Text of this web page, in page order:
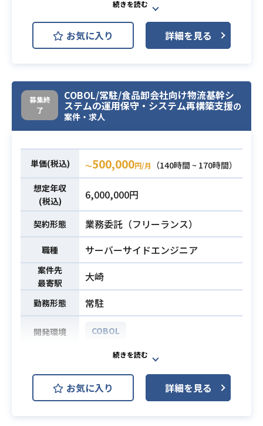
業務内容
【作業概要】
店舗系基幹パッケージ導入に伴う、
パッケージと既存システムとのIF開
発、及び導入
PG：Java or PL/SQL or オープンCO
BOLを使用した開発製造～テスト
参考：既存システムの移行、データ
グ
なります。PL/SQLはスクラッチ開発
はありません
必須スキル
≪PG≫
Java, PL/SQL, オープンCOBOL 合
わせて5年の実務経験
※COBOL経験のみは不可。
上記内容での開発経験年数がポイン
ト
お気に入り 詳細を見る
募集終
了
COBOL/常駐/食品卸会社向け物流基幹シ
ステムの運用保守・システム再構築支援の
案件・求人
単価(税込) 〜500,000円/月
（140時間 ~ 170時間）
想定年収
(税込)
6,000,000円
契約形態 業務委託（フリーランス）
職種 サーバーサイドエンジニア
案件先
最寄駅
大崎
勤務形態 常駐
開発環境 COBOL
新基幹システムの再構築支援におい
て以下業務をお任せいたします。
基幹システムの内、主に物流システ
ム（取引先個別対応）の開発（改
お気に入り 詳細を見る